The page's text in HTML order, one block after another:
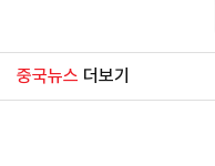
중국뉴스 더보기